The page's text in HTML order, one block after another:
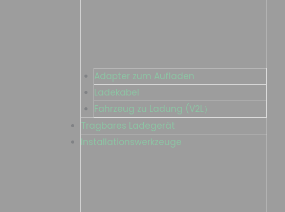
Adapter zum Aufladen
Ladekabel
Fahrzeug zu Ladung (V2L）
Tragbares Ladegerät
Installationswerkzeuge